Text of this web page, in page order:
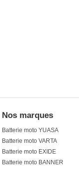
Nos marques
Batterie moto YUASA
Batterie moto VARTA
Batterie moto EXIDE
Batterie moto BANNER